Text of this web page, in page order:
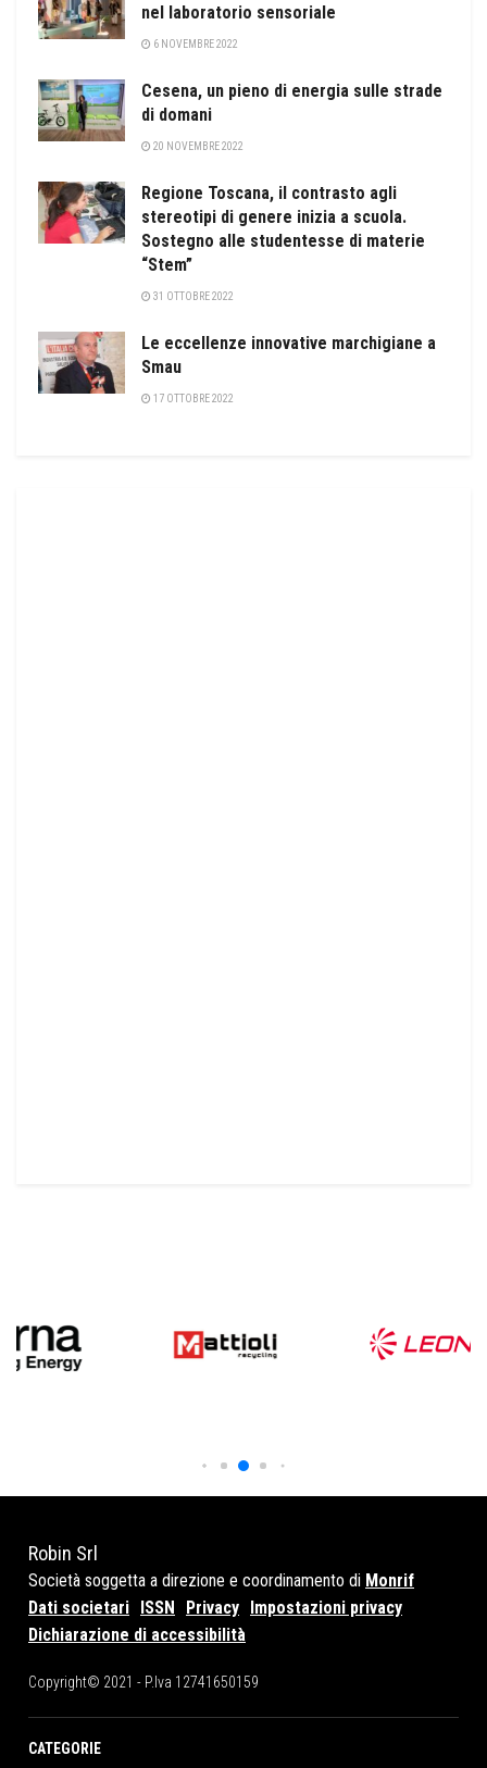
nel laboratorio sensoriale
6 NOVEMBRE 2022
Cesena, un pieno di energia sulle strade
di domani
20 NOVEMBRE 2022
Regione Toscana, il contrasto agli
stereotipi di genere inizia a scuola.
Sostegno alle studentesse di materie
“Stem”
31 OTTOBRE 2022
Le eccellenze innovative marchigiane a
Smau
17 OTTOBRE 2022
Robin Srl
Società soggetta a direzione e coordinamento di Monrif
Dati societari
ISSN Privacy
Impostazioni privacy
Dichiarazione di accessibilità
Copyright© 2021 - P.Iva 12741650159
CATEGORIE